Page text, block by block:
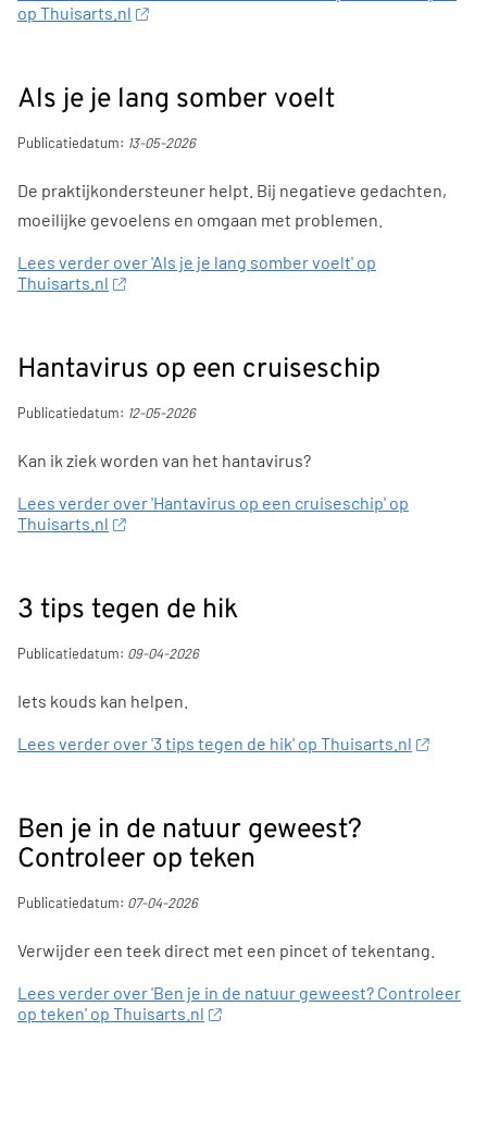
op Thuisarts.nl
Als je je lang somber voelt
Publicatiedatum: 13-05-2026
De praktijkondersteuner helpt. Bij negatieve gedachten,
moeilijke gevoelens en omgaan met problemen.
Lees verder over 'Als je je lang somber voelt' op
Thuisarts.nl
Hantavirus op een cruiseschip
Publicatiedatum: 12-05-2026
Kan ik ziek worden van het hantavirus?
Lees verder over 'Hantavirus op een cruiseschip' op
Thuisarts.nl
3 tips tegen de hik
Publicatiedatum: 09-04-2026
Iets kouds kan helpen.
Lees verder over '3 tips tegen de hik' op Thuisarts.nl
Ben je in de natuur geweest?
Controleer op teken
Publicatiedatum: 07-04-2026
Verwijder een teek direct met een pincet of tekentang.
Lees verder over 'Ben je in de natuur geweest? Controleer
op teken' op Thuisarts.nl